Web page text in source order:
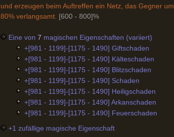
und erzeugen beim Auftreffen ein Netz, das Gegner um
80% verlangsamt. [600 - 800]%
Eine von 7 magischen Eigenschaften (variiert)
+[981 - 1199]-[1175 - 1490] Giftschaden
+[981 - 1199]-[1175 - 1490] Kälteschaden
+[981 - 1199]-[1175 - 1490] Blitzschaden
+[981 - 1199]-[1175 - 1490] Schaden
+[981 - 1199]-[1175 - 1490] Heiligschaden
+[981 - 1199]-[1175 - 1490] Arkanschaden
+[981 - 1199]-[1175 - 1490] Feuerschaden
+1 zufällige magische Eigenschaft